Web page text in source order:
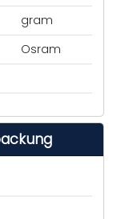
gram
Osram